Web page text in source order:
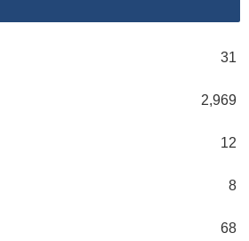
31
2,969
12
8
68